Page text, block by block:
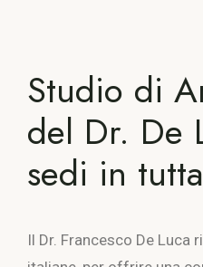
Studio di
del Dr. De
sedi in
Il Dr. Francesco De Luca